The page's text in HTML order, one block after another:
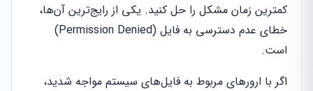
کمترین زمان مشکل را حل کنید. یکی از رایج‌ترین آن‌ها،
خطای عدم دسترسی به فایل (Permission Denied)
است.
اگر با ارورهای مربوط به فایل‌های سیستم مواجه شدید،